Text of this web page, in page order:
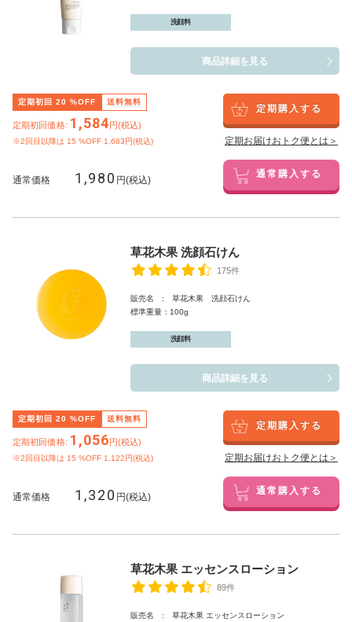
洗顔料
商品詳細を見る
定期初回 20 %OFF 送料無料
定期初回価格: 1,584円(税込)
※2回目以降は 15 %OFF 1,683円(税込)
定期購入する
定期お届けおトク便とは＞
通常価格 1,980 円(税込) 通常購入する
草花木果 洗顔石けん
175件
販売名 : 草花木果 洗顔石けん
標準重量：100g
洗顔料
商品詳細を見る
定期初回 20 %OFF 送料無料
定期初回価格: 1,056円(税込)
※2回目以降は 15 %OFF 1,122円(税込)
定期購入する
定期お届けおトク便とは＞
通常価格 1,320 円(税込) 通常購入する
草花木果 エッセンスローション
89件
販売名 : 草花木果 エッセンスローション